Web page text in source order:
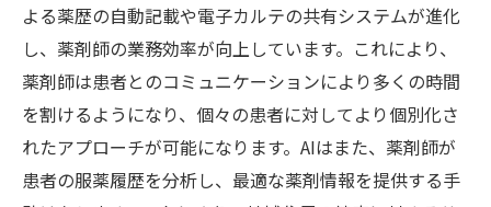
よる薬歴の自動記載や電子カルテの共有システムが進化
し、薬剤師の業務効率が向上しています。これにより、
薬剤師は患者とのコミュニケーションにより多くの時間
を割けるようになり、個々の患者に対してより個別化さ
れたアプローチが可能になります。AIはまた、薬剤師が
患者の服薬履歴を分析し、最適な薬剤情報を提供する手